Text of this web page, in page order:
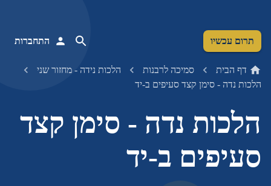
תרום עכשיו התחברות
דף הבית סמיכה לרבנות
הלכות נידה - מחזור שני
הלכות נדה - סימן קצד סעיפים ב-יד
הלכות נדה - סימן קצד
סעיפים ב-יד